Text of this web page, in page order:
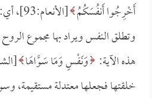
أَخْرِجُوا أَنفُسَكُمُ [الأنعام:93]، أي: أرواحكم.
وتطلق النفس ويراد بها مجموع
هذه الآية: وَنَفْسٍ وَمَا سَوَّاهَا
خلقتها فجعلها معتدلة مستقيمة،